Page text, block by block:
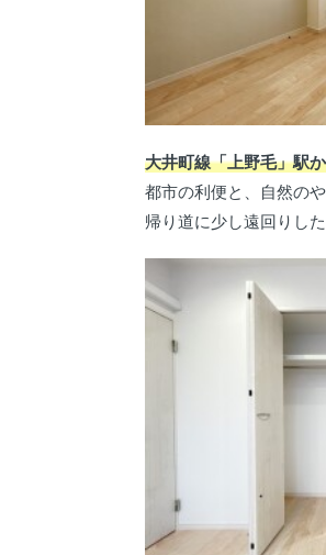
大井町線「上野毛」駅
都市の利便と、自然の
帰り道に少し遠回りし